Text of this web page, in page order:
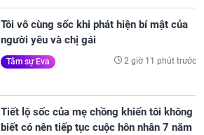
Tôi vô cùng sốc khi phát hiện bí mật của
người yêu và chị gái
Tâm sự Eva 2 giờ 11 phút trước
Tiết lộ sốc của mẹ chồng khiến tôi không
biết có nên tiếp tục cuộc hôn nhân 7 năm